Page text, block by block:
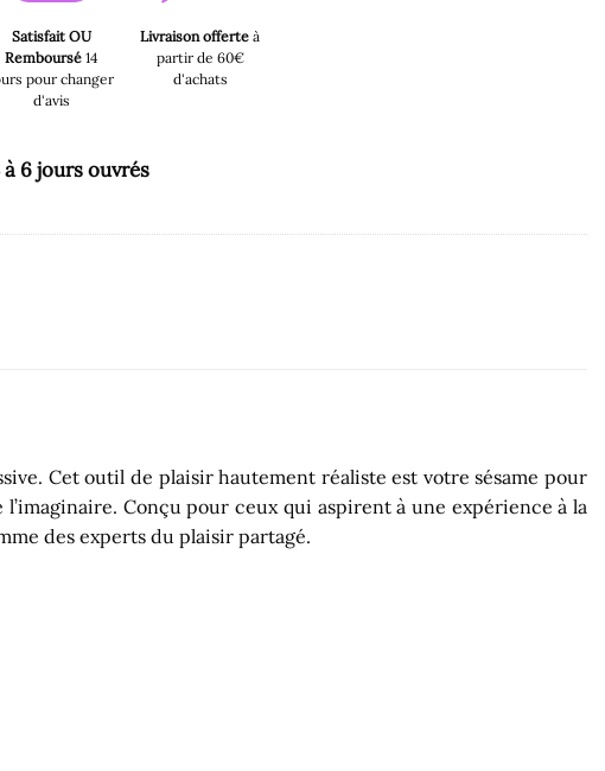
Satisfait OU
Remboursé 14
pour changer
d'avis
Livraison offerte à
partir de 60€
d'achats
6 jours ouvrés
Cet outil de plaisir hautement réaliste est votre sésame pour
Conçu pour ceux qui aspirent à une expérience à la
des experts du plaisir partagé.